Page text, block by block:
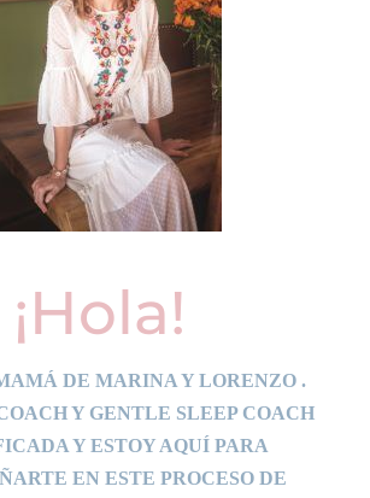
¡Hola!
DE MARINA Y LORENZO .
Y GENTLE SLEEP COACH
Y ESTOY AQUÍ PARA
EN ESTE PROCESO DE